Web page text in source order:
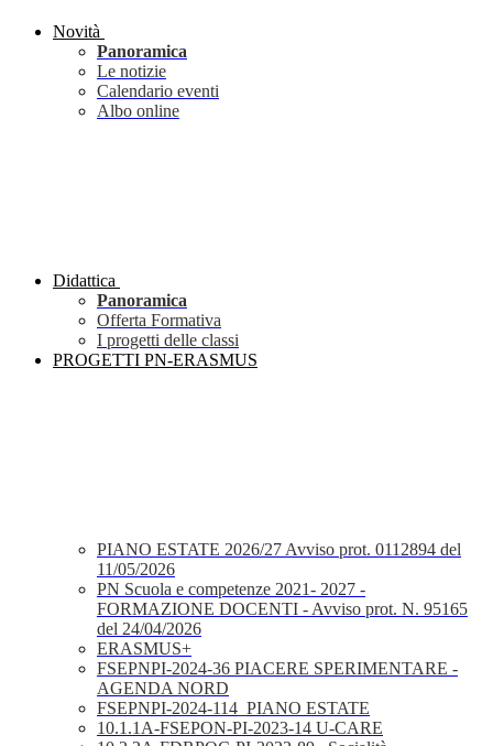
Novità
Panoramica
Le notizie
Calendario eventi
Albo online
Didattica
Panoramica
Offerta Formativa
I progetti delle classi
PROGETTI PN-ERASMUS
PIANO ESTATE 2026/27 Avviso prot. 0112894 del
11/05/2026
PN Scuola e competenze 2021- 2027 -
FORMAZIONE DOCENTI - Avviso prot. N. 95165
del 24/04/2026
ERASMUS+
FSEPNPI-2024-36 PIACERE SPERIMENTARE -
AGENDA NORD
FSEPNPI-2024-114_PIANO ESTATE
10.1.1A-FSEPON-PI-2023-14 U-CARE